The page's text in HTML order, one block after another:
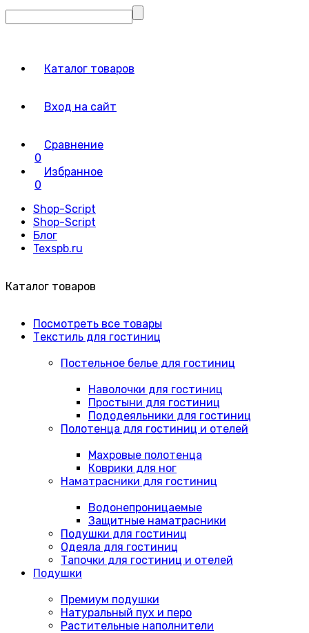
Каталог товаров
Вход на сайт
Сравнение
0
Избранное
0
Shop-Script
Shop-Script
Блог
Texspb.ru
Каталог товаров
Посмотреть все товары
Текстиль для гостиниц
Постельное белье для гостиниц
Наволочки для гостиниц
Простыни для гостиниц
Пододеяльники для гостиниц
Полотенца для гостиниц и отелей
Махровые полотенца
Коврики для ног
Наматрасники для гостиниц
Водонепроницаемые
Защитные наматрасники
Подушки для гостиниц
Одеяла для гостиниц
Тапочки для гостиниц и отелей
Подушки
Премиум подушки
Натуральный пух и перо
Растительные наполнители